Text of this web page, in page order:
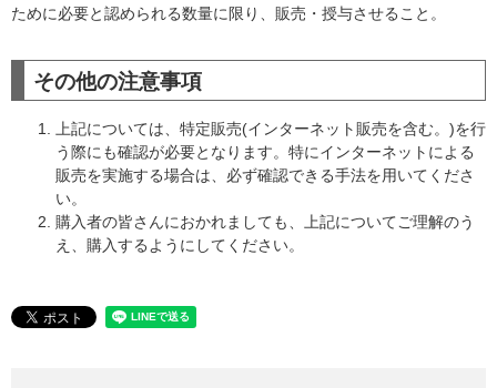
ために必要と認められる数量に限り、販売・授与させること。
その他の注意事項
上記については、特定販売(インターネット販売を含む。)を行
う際にも確認が必要となります。特にインターネットによる
販売を実施する場合は、必ず確認できる手法を用いてくださ
い。
購入者の皆さんにおかれましても、上記についてご理解のう
え、購入するようにしてください。